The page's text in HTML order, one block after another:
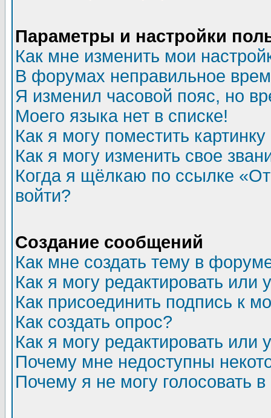
Параметры и настройки
Как мне изменить мои
В форумах неправильное
Я изменил часовой пояс, но
Моего языка нет в списке!
Как я могу поместить
Как я могу изменить свое
Когда я щёлкаю по ссылке
войти?
Создание сообщений
Как мне создать тему в
Как я могу редактировать или
Как присоединить подпись к
Как создать опрос?
Как я могу редактировать или
Почему мне недоступны
Почему я не могу голосовать